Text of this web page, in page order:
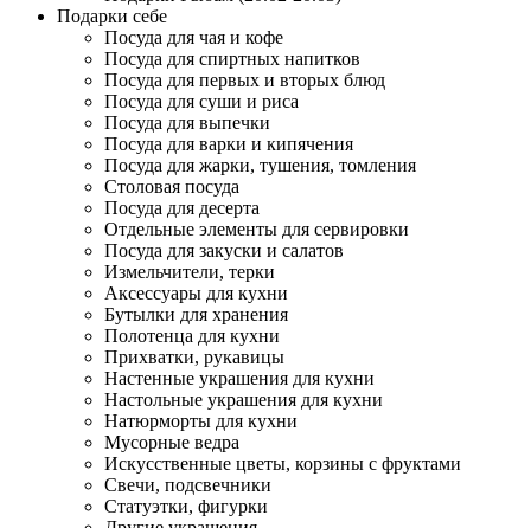
Подарки себе
Посуда для чая и кофе
Посуда для спиртных напитков
Посуда для первых и вторых блюд
Посуда для суши и риса
Посуда для выпечки
Посуда для варки и кипячения
Посуда для жарки, тушения, томления
Столовая посуда
Посуда для десерта
Отдельные элементы для сервировки
Посуда для закуски и салатов
Измельчители, терки
Аксессуары для кухни
Бутылки для хранения
Полотенца для кухни
Прихватки, рукавицы
Настенные украшения для кухни
Настольные украшения для кухни
Натюрморты для кухни
Мусорные ведра
Искусственные цветы, корзины с фруктами
Свечи, подсвечники
Статуэтки, фигурки